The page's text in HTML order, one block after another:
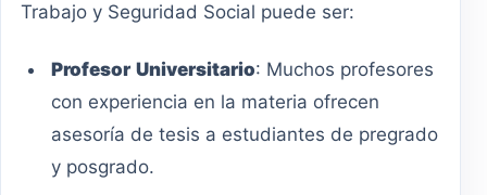
Trabajo y Seguridad Social puede ser:
Profesor Universitario: Muchos profesores
con experiencia en la materia ofrecen
asesoría de tesis a estudiantes de pregrado
y posgrado.